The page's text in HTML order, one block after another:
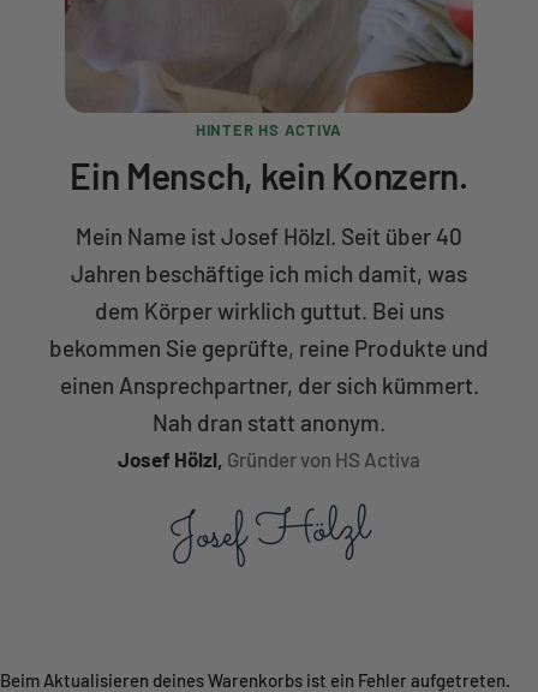
HINTER HS ACTIVA
Ein Mensch, kein Konzern.
Mein Name ist Josef Hölzl. Seit über 40
Jahren beschäftige ich mich damit, was
dem Körper wirklich guttut. Bei uns
bekommen Sie geprüfte, reine Produkte und
einen Ansprechpartner, der sich kümmert.
Nah dran statt anonym.
Josef Hölzl, Gründer von HS Activa
Josef Hölzl
Beim Aktualisieren deines Warenkorbs ist ein Fehler aufgetreten.